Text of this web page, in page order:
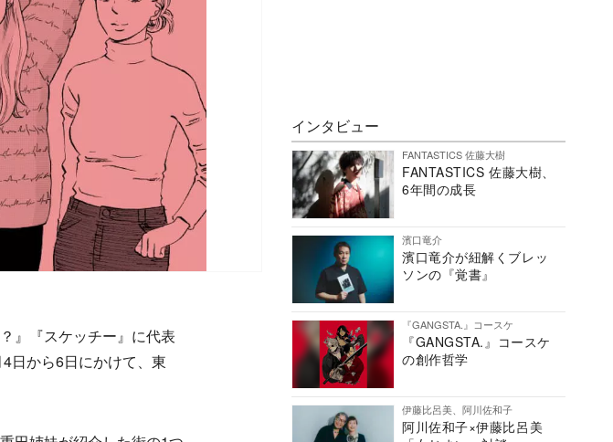
』『スケッチー』に代表
日から6日にかけて、東
インタビュー
FANTASTICS 佐藤大樹
FANTASTICS 佐藤大樹、
6年間の成長
濱口竜介
濱口竜介が紐解くブレッ
ソンの『覚書』
『GANGSTA.』コースケ
『GANGSTA.』コースケ
の創作哲学
伊藤比呂美、阿川佐和子
阿川佐和子×伊藤比呂美